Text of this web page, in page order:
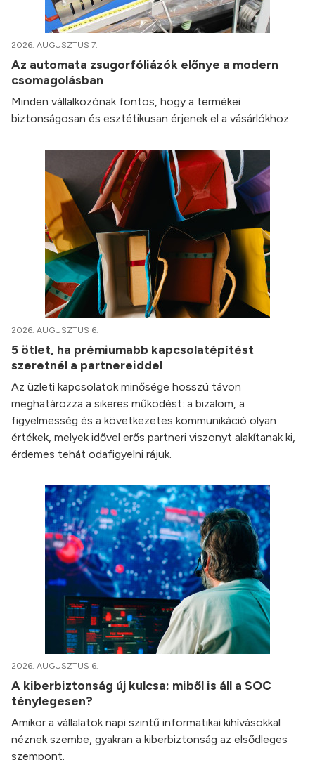
2026. AUGUSZTUS 7.
Az automata zsugorfóliázók előnye a modern
csomagolásban
Minden vállalkozónak fontos, hogy a termékei
biztonságosan és esztétikusan érjenek el a vásárlókhoz.
2026. AUGUSZTUS 6.
5 ötlet, ha prémiumabb kapcsolatépítést
szeretnél a partnereiddel
Az üzleti kapcsolatok minősége hosszú távon
meghatározza a sikeres működést: a bizalom, a
figyelmesség és a következetes kommunikáció olyan
értékek, melyek idővel erős partneri viszonyt alakítanak ki,
érdemes tehát odafigyelni rájuk.
2026. AUGUSZTUS 6.
A kiberbiztonság új kulcsa: miből is áll a SOC
ténylegesen?
Amikor a vállalatok napi szintű informatikai kihívásokkal
néznek szembe, gyakran a kiberbiztonság az elsődleges
szempont.